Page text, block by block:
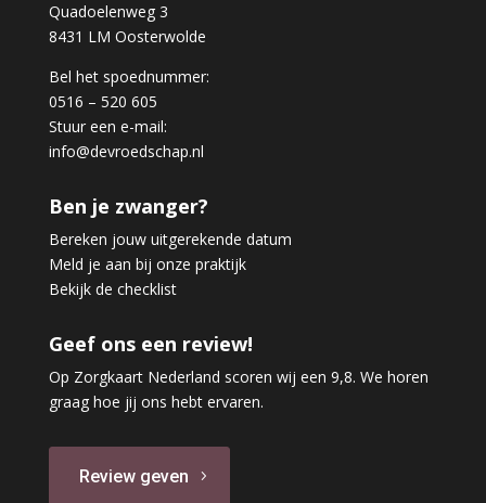
Quadoelenweg 3
8431 LM Oosterwolde
Bel het spoednummer:
0516 – 520 605
Stuur een e-mail:
info@devroedschap.nl
Ben je zwanger?
Bereken jouw uitgerekende datum
Meld je aan bij onze praktijk
Bekijk de checklist
Geef ons een review!
Op Zorgkaart Nederland scoren wij een 9,8. We horen
graag hoe jij ons hebt ervaren.
Review geven